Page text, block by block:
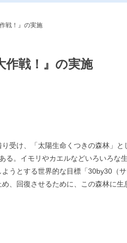
戦！』の実施
作戦！』の実施
受け、「太陽生命くつきの森林」
。イモリやカエルなどいろいろ
うとする世界的な目標「30by30（
、回復させるために、この森林に